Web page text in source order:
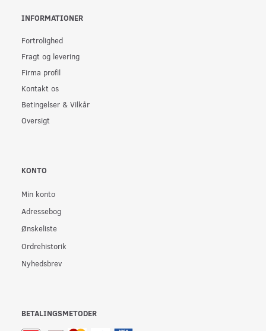
INFORMATIONER
Fortrolighed
Fragt og levering
Firma profil
Kontakt os
Betingelser & Vilkår
Oversigt
KONTO
Min konto
Adressebog
Ønskeliste
Ordrehistorik
Nyhedsbrev
BETALINGSMETODER